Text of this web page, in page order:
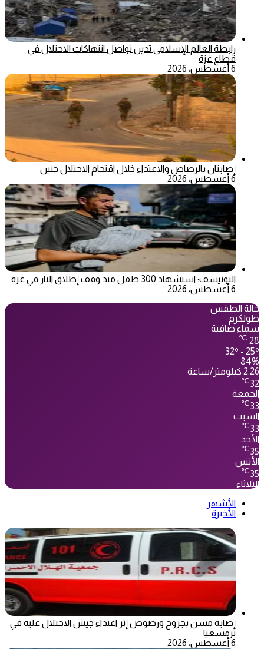
رابطة العالم الإسلامي تدين تواصل انتهاكات الاحتلال في
قطاع غزة
6 أغسطس، 2026
إصابتان بالرصاص والاعتداء خلال اقتحام الاحتلال جنين
6 أغسطس، 2026
اليونيسف: استشهاد 300 طفل منذ وقف إطلاق النار في غزة
6 أغسطس، 2026
حالة الطقس
طولكرم
سماء صافية
28
℃
32º - 25º
84%
2.26 كيلومتر/ساعة
32
℃
الجمعة
33
℃
السبت
33
℃
الأحد
35
℃
الأثنين
35
℃
الثلاثاء
الأشهر
الأخيرة
إصابة مسن بجروح ورضوض إثر اعتداء جيش الاحتلال عليه في
ترمسعيا
6 أغسطس، 2026